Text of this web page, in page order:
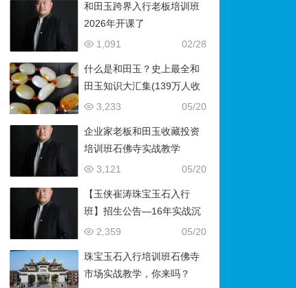
和田玉跨界入行老板培训班
2026年开课了
02/28
1,091
什么是和田玉？史上最全和
田玉知识大汇集(139万人收
藏）
05/20
3,233
企业家老板和田玉收藏投资
培训班石佛寺实战教学
05/20
3,121
【玉侠崔涛珠宝玉石入行
班】招生公告—16年实战沉
淀，助你叩开财富与传承之
05/20
2,359
珠宝玉石入行培训班石佛寺
市场实战教学，你来吗？